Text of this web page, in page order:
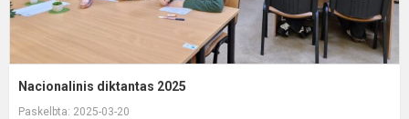
Nacionalinis diktantas 2025
Paskelbta: 2025-03-20